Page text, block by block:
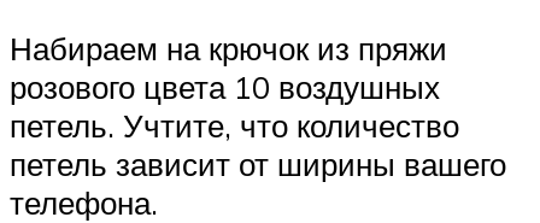
Набираем на крючок из пряжи
розового цвета 10 воздушных
петель. Учтите, что количество
петель зависит от ширины вашего
телефона.